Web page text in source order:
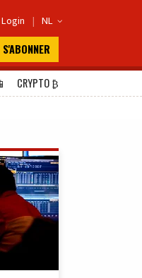
Login | NL 
S'ABONNER
📱 CRYPTO₿